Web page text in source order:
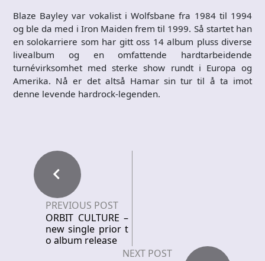
Blaze Bayley var vokalist i Wolfsbane fra 1984 til 1994
og ble da med i Iron Maiden frem til 1999. Så startet han
en solokarriere som har gitt oss 14 album pluss diverse
livealbum og en omfattende hardtarbeidende
turnévirksomhet med sterke show rundt i Europa og
Amerika. Nå er det altså Hamar sin tur til å ta imot
denne levende hardrock-legenden.
PREVIOUS POST
ORBIT CULTURE –
new single prior t
o album release
NEXT POST